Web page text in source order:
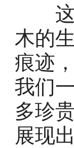
这
木的
痕迹
我们
多珍
展现